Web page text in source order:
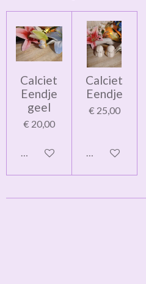
Calciet
Eendje
geel
€ 20,00
In winkelwagen
Calciet
Eendje
€ 25,00
In winkelwagen